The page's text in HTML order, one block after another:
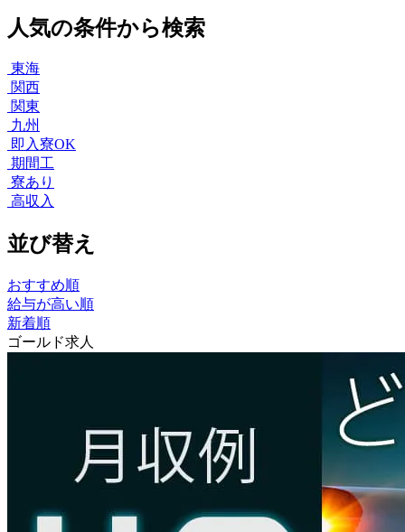
人気の条件から検索
東海
関西
関東
九州
即入寮OK
期間工
寮あり
高収入
並び替え
おすすめ順
給与が高い順
新着順
ゴールド求人